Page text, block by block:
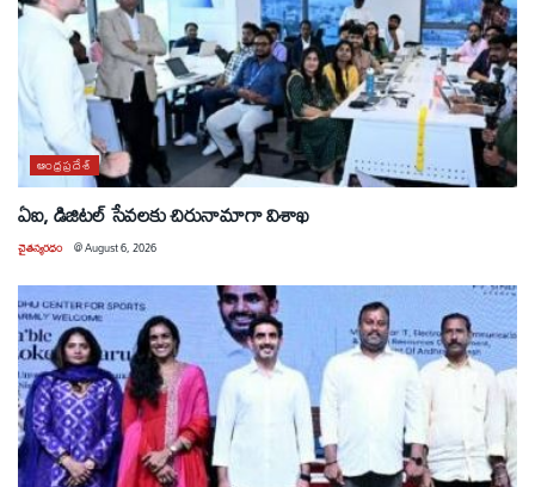
ఆంధ్రప్రదేశ్
ఏఐ, డిజిటల్ సేవలకు చిరునామాగా విశాఖ
చైతన్యరధం @August 6, 2026